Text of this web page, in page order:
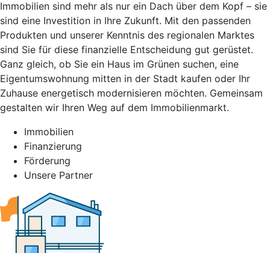
Immobilien sind mehr als nur ein Dach über dem Kopf – sie
sind eine Investition in Ihre Zukunft. Mit den passenden
Produkten und unserer Kenntnis des regionalen Marktes
sind Sie für diese finanzielle Entscheidung gut gerüstet.
Ganz gleich, ob Sie ein Haus im Grünen suchen, eine
Eigentumswohnung mitten in der Stadt kaufen oder Ihr
Zuhause energetisch modernisieren möchten. Gemeinsam
gestalten wir Ihren Weg auf dem Immobilienmarkt.
Immobilien
Finanzierung
Förderung
Unsere Partner